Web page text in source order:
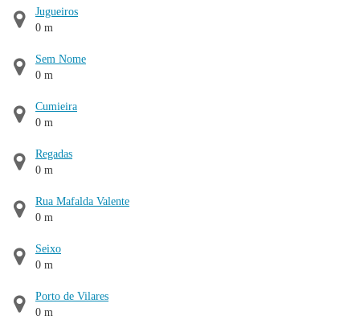
Jugueiros
0 m
Sem Nome
0 m
Cumieira
0 m
Regadas
0 m
Rua Mafalda Valente
0 m
Seixo
0 m
Porto de Vilares
0 m